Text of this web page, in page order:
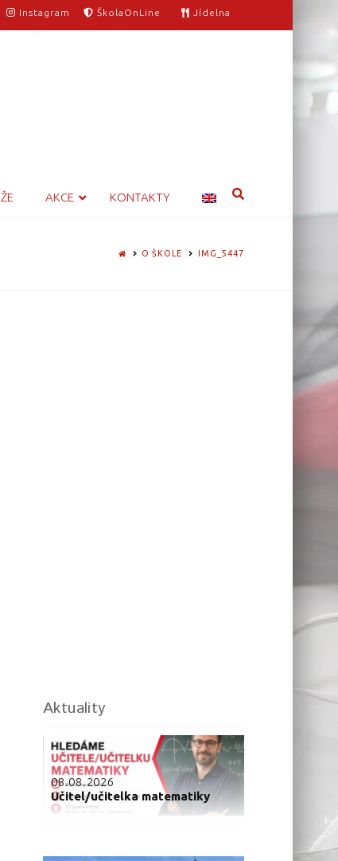
Instagram ŠkolaOnLine Jídelna
AKCE KONTAKTY
HOMEO ŠKOLE IMG_5447
Aktuality
08.08.2026
Učitel/učitelka matematiky